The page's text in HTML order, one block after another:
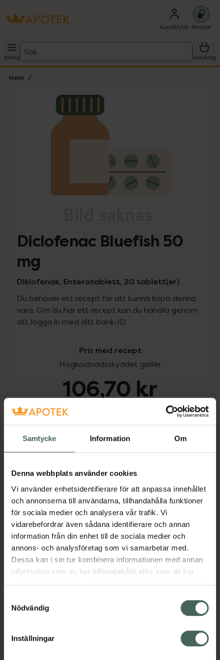
Samtycke Information Om
Denna webbplats använder cookies
Vi använder enhetsidentifierare för att anpassa innehållet
och annonserna till användarna, tillhandahålla funktioner
för sociala medier och analysera vår trafik. Vi
vidarebefordrar även sådana identifierare och annan
information från din enhet till de sociala medier och
annons- och analysföretag som vi samarbetar med.
Dessa kan i sin tur kombinera informationen med annan
information som du har tillhandahållit eller som de har
samlat in när du har använt deras tjänster. Samtycke till
återkalla ditt samtycke via webbplatsens
cookieinställningar. Ett återkallat samtycke påverkar inte
lagligheten av behandling som skett innan återkallelsen.
Nödvändig
Inställningar
Kundklubb Recept
Meny
Sök
Varukorg
Hem
Lista: . Innehåller 1 objekt.
Diclofenac Bluefish 50
mg
Diklofenak, Enterotablett, 20 tablett(er)
Du behöver ett recept för att kunna köpa denna
vara. Om du har ett recept kan du handla genom
att logga in med ditt bank-ID.
Pris med recept
Högkostnadsskyddet gäller
106,70 kr
Köp via ditt recept
Aktuella erbjudanden
Beskrivning Dölj
Läs alltid bipacksedeln innan
användning.
EAN:07046260396883
Bipacksedel från FASS Visa